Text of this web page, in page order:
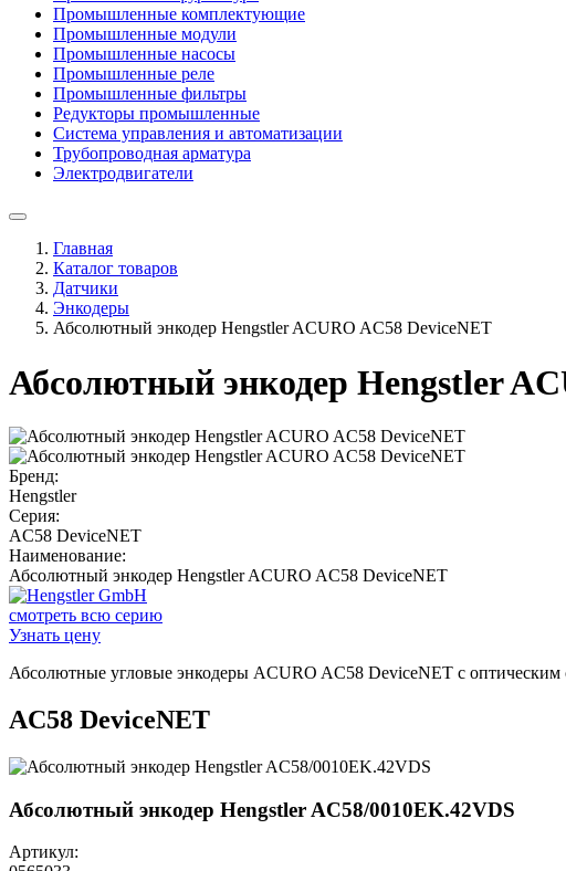
Промышленные комплектующие
Промышленные модули
Промышленные насосы
Промышленные реле
Промышленные фильтры
Редукторы промышленные
Система управления и автоматизации
Трубопроводная арматура
Электродвигатели
Главная
Каталог товаров
Датчики
Энкодеры
Абсолютный энкодер Hengstler ACURO AC58 DeviceNET
Абсолютный энкодер Hengstler
Бренд:
Hengstler
Серия:
AC58 DeviceNET
Наименование:
Абсолютный энкодер Hengstler ACURO AC58 DeviceNET
смотреть всю серию
Узнать цену
Абсолютные угловые энкодеры ACURO AC58 DeviceNET с оптическим
AC58 DeviceNET
Абсолютный энкодер Hengstler AC58/0010EK.42VDS
Артикул: